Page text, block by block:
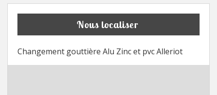
Nous localiser
Changement gouttière Alu Zinc et pvc Alleriot